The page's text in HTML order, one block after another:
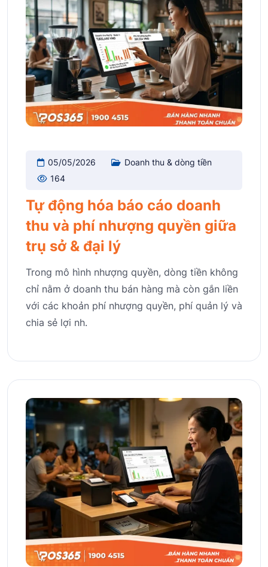
05/05/2026
Doanh thu & dòng tiền
164
Tự động hóa báo cáo doanh
thu và phí nhượng quyền giữa
trụ sở & đại lý
Trong mô hình nhượng quyền, dòng tiền không
chỉ nằm ở doanh thu bán hàng mà còn gắn liền
với các khoản phí nhượng quyền, phí quản lý và
chia sẻ lợi nh.